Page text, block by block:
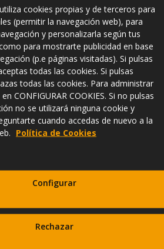
179,00 €
a la cesta
BARROCO ORO (114X76)
cookies propias y de terceros para
(permitir la navegación web), para
y personalizarla según tus
para mostrarte publicidad en base
(p.e páginas visitadas). Si pulsas
todas las cookies. Si pulsas
todas las cookies. Para administrar
CONFIGURAR COOKIES. Si no pulsas
no se utilizará ninguna cookie y
cuando accedas de nuevo a la
Política de Cookies
Configurar
Rechazar